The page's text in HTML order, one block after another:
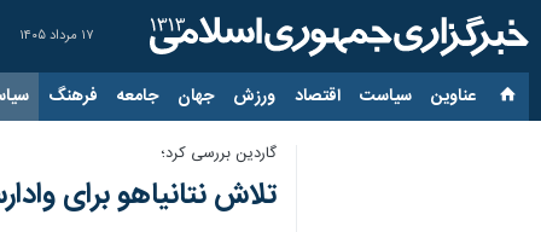
۱۷ مرداد ۱۴۰۵
عناوین‌ سیاست اقتصاد ورزش جهان جامعه فرهنگ
گاردین بررسی کرد؛
تلاش نتانیاهو برای